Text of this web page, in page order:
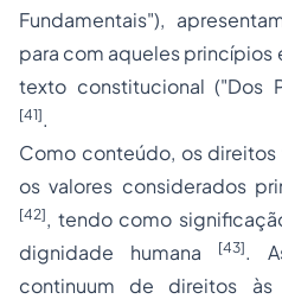
Fundamentais"),
para com aqueles princípios
texto constitucional ("Dos
[41].
Como conteúdo, os
os valores considerados
[42], tendo como
dignidade humana
[43].
continuum de direitos às